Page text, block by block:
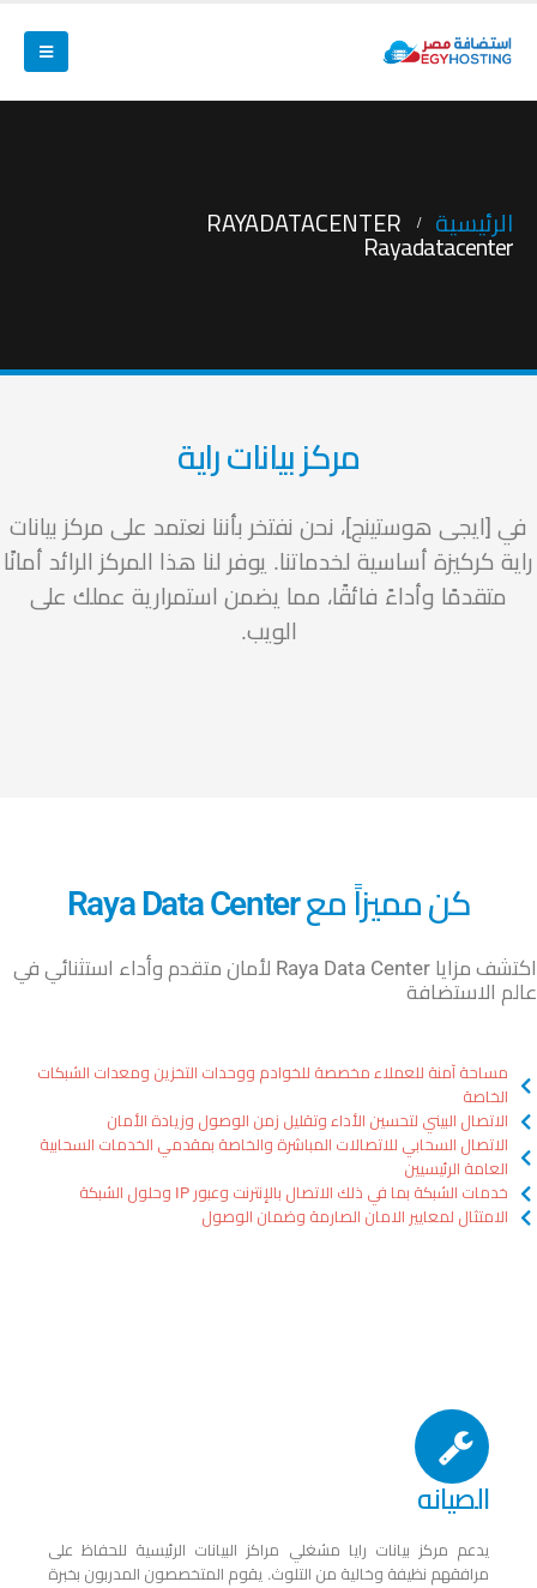
الرئيسية RAYADATACENTER
Rayadatacenter
مركز بيانات راية
في [ايجى هوستينج]، نحن نفتخر بأننا نعتمد على مركز بيانات
راية كركيزة أساسية لخدماتنا. يوفر لنا هذا المركز الرائد أمانًا
متقدمًا وأداءً فائقًا، مما يضمن استمرارية عملك على
الويب.
كن مميزاً مع Raya Data Center
اكتشف مزايا Raya Data Center لأمان متقدم وأداء استثنائي في
عالم الاستضافة
مساحة آمنة للعملاء مخصصة للخوادم ووحدات التخزين ومعدات الشبكات
الخاصة
الاتصال البيني لتحسين الأداء وتقليل زمن الوصول وزيادة الأمان
الاتصال السحابي للاتصالات المباشرة والخاصة بمقدمي الخدمات السحابية
العامة الرئيسيين
خدمات الشبكة بما في ذلك الاتصال بالإنترنت وعبور IP وحلول الشبكة
الامتثال لمعايير الامان الصارمة وضمان الوصول
الصيانه
يدعم مركز بيانات رايا مشغلي مراكز البيانات الرئيسية للحفاظ على
مرافقهم نظيفة وخالية من التلوث. يقوم المتخصصون المدربون بخبرة